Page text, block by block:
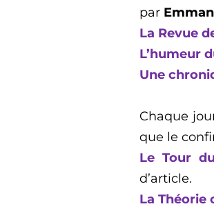
par
La Revue
L’humeur
Une
Chaque
que le
Le Tour
d’article.
La Théorie